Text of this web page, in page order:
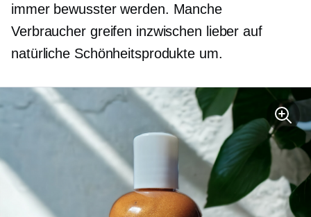
immer bewusster werden. Manche
Verbraucher greifen inzwischen lieber auf
natürliche Schönheitsprodukte um.